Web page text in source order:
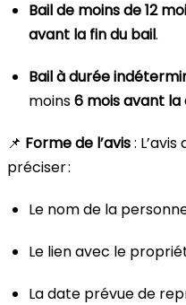
Bail de moins de 12
avant la fin du bail.
Bail à durée
moins6 mois avant la
📌 Forme de l’avis:
préciser :
Le nom de la
Le lien avec le
La date prévue de